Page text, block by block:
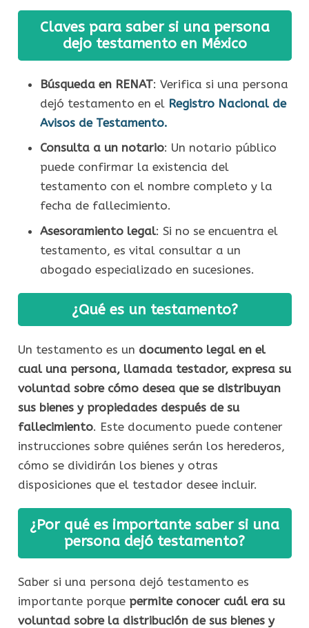
Claves para saber si una persona
dejo testamento en México
Búsqueda en RENAT: Verifica si una persona
dejó testamento en el Registro Nacional de
Avisos de Testamento.
Consulta a un notario: Un notario público
puede confirmar la existencia del
testamento con el nombre completo y la
fecha de fallecimiento.
Asesoramiento legal: Si no se encuentra el
testamento, es vital consultar a un
abogado especializado en sucesiones.
¿Qué es un testamento?
Un testamento es un documento legal en el
cual una persona, llamada testador, expresa su
voluntad sobre cómo desea que se distribuyan
sus bienes y propiedades después de su
fallecimiento. Este documento puede contener
instrucciones sobre quiénes serán los herederos,
cómo se dividirán los bienes y otras
disposiciones que el testador desee incluir.
¿Por qué es importante saber si una
persona dejó testamento?
Saber si una persona dejó testamento es
importante porque permite conocer cuál era su
voluntad sobre la distribución de sus bienes y